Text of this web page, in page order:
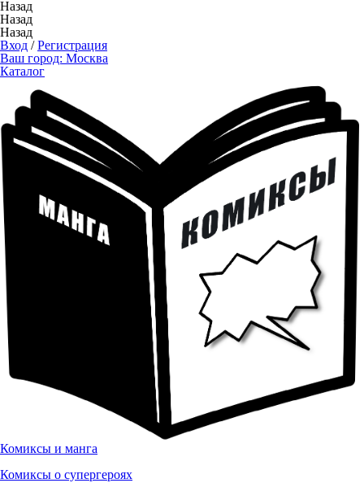
Назад
Назад
Назад
Вход /Регистрация
Ваш город: Москва
Каталог
Комиксы и манга
Комиксы о супергероях